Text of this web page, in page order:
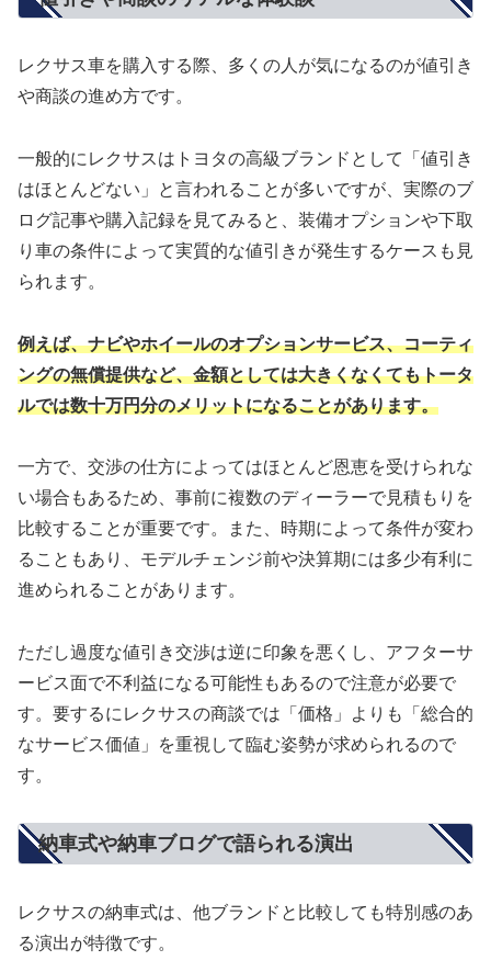
レクサス車を購入する際、多くの人が気になるのが値引き
や商談の進め方です。
一般的にレクサスはトヨタの高級ブランドとして「値引き
はほとんどない」と言われることが多いですが、実際のブ
ログ記事や購入記録を見てみると、装備オプションや下取
り車の条件によって実質的な値引きが発生するケースも見
られます。
例えば、ナビやホイールのオプションサービス、コーティ
ングの無償提供など、金額としては大きくなくてもトータ
ルでは数十万円分のメリットになることがあります。
一方で、交渉の仕方によってはほとんど恩恵を受けられな
い場合もあるため、事前に複数のディーラーで見積もりを
比較することが重要です。また、時期によって条件が変わ
ることもあり、モデルチェンジ前や決算期には多少有利に
進められることがあります。
ただし過度な値引き交渉は逆に印象を悪くし、アフターサ
ービス面で不利益になる可能性もあるので注意が必要で
す。要するにレクサスの商談では「価格」よりも「総合的
なサービス価値」を重視して臨む姿勢が求められるので
す。
納車式や納車ブログで語られる演出
レクサスの納車式は、他ブランドと比較しても特別感のあ
る演出が特徴です。